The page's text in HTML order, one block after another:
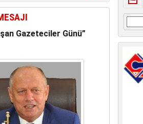
Gazeteciler Günü”
Arama: